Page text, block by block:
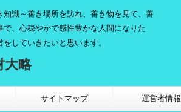
知識～善き場所を訪れ、善き物を見て、善
で、心穏やかで感性豊かな人間になりた
していきたいと思います。
大略
サイトマップ 運営者情報